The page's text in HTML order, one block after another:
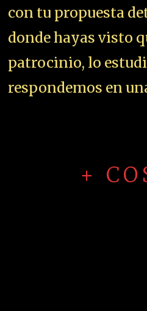
con tu propuesta
donde hayas visto
patrocinio, lo
respondemos en
+